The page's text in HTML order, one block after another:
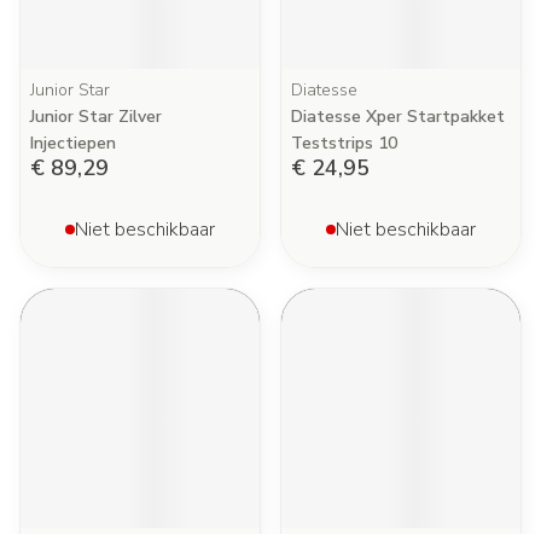
Junior Star
Junior Star Zilver
Injectiepen
€ 89,29
Niet beschikbaar
Diatesse
Diatesse Xper Startpakket
Teststrips 10
€ 24,95
Niet beschikbaar